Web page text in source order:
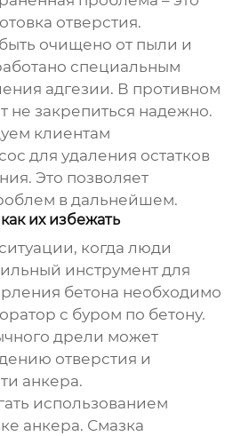
отверстия.
очищено от пыли и
специальным
адгезии. В противном
не закрепиться надежно.
клиентам
для удаления остатков
Это позволяет
в дальнейшем.
их избежать
когда люди
инструмент для
бетона необходимо
с буром по бетону.
дрели может
отверстия и
анкера.
использованием
анкера. Смазка